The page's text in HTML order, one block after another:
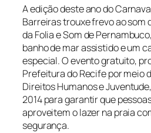
A edição deste ano do
Barreiras trouxe frevo ao som
da Folia e Som de
banho de mar assistido e um
especial. O evento gratuito,
Prefeitura do Recife por meio
Direitos Humanos e
2014 para garantir que
aproveitem o lazer na praia
segurança.